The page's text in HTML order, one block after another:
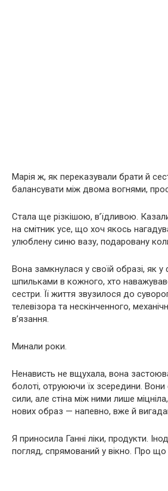
Марія ж, як переказували брати й
балансувати між двома вогнями,
Стала ще різкішою, в’їдливою.
на смітник усе, що хоч якось
улюблену синю вазу, подаровану
Вона замкнулася у своїй образі, як у
шпильками в кожного, хто
сестри. Її життя звузилося до
телевізора та нескінченного,
в’язання.
Минали роки.
Ненависть не вщухала, вона
болоті, отруюючи їх зсередини. Вони
сили, але стіна між ними лише
нових образ — напевно, вже й
Я приносила Ганні ліки, продукти.
погляд, спрямований у вікно. Про